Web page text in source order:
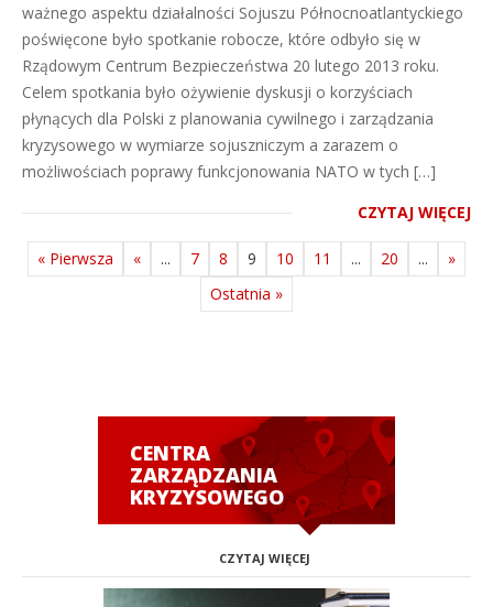
ważnego aspektu działalności Sojuszu Północnoatlantyckiego
poświęcone było spotkanie robocze, które odbyło się w
Rządowym Centrum Bezpieczeństwa 20 lutego 2013 roku.
Celem spotkania było ożywienie dyskusji o korzyściach
płynących dla Polski z planowania cywilnego i zarządzania
kryzysowego w wymiarze sojuszniczym a zarazem o
możliwościach poprawy funkcjonowania NATO w tych […]
CZYTAJ WIĘCEJ
« Pierwsza « ... 7 8 9 10 11 ... 20 ...
»
Ostatnia »
CENTRA
ZARZĄDZANIA
KRYZYSOWEGO
CZYTAJ WIĘCEJ